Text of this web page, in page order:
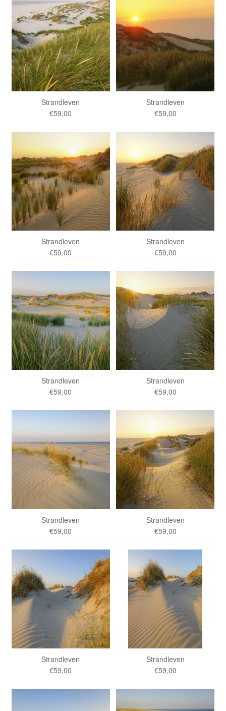
Strandleven
€59,00
Strandleven
€59,00
Strandleven
€59,00
Strandleven
€59,00
Strandleven
€59,00
Strandleven
€59,00
Strandleven
€59,00
Strandleven
€59,00
Strandleven
€59,00
Strandleven
€59,00